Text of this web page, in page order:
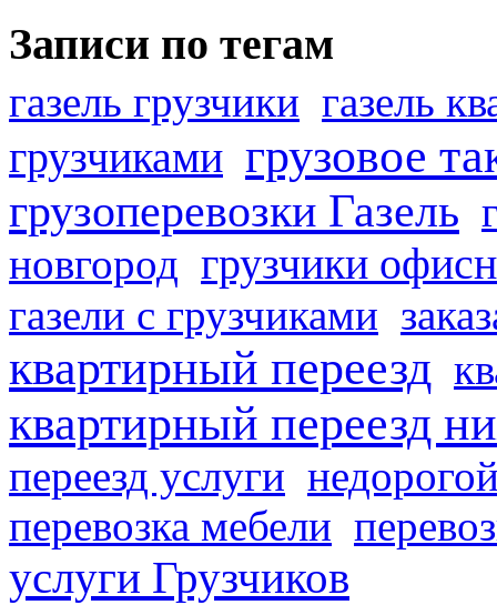
Записи по тегам
газель грузчики газель
грузчиками грузовое
грузоперевозки Газель
новгород грузчики
газели с грузчиками
квартирный переезд
квартирный переезд
переезд услуги
перевозка мебели
услуги Грузчиков